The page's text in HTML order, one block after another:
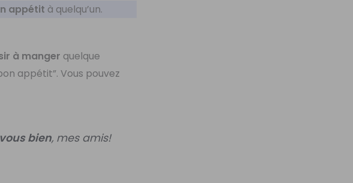
appétit à quelqu’un.
à manger quelque
appétit”. Vous pouvez
bien, mes amis!